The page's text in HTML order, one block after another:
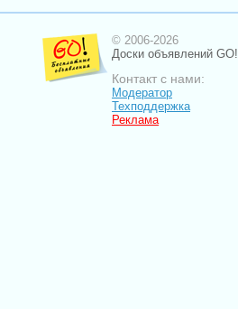
© 2006-2026
Доски объявлений GO!
Контакт с нами:
Модератор
Техподдержка
Реклама